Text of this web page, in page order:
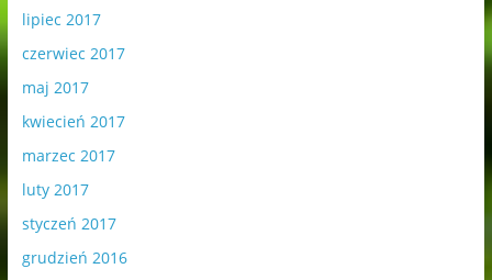
lipiec 2017
czerwiec 2017
maj 2017
kwiecień 2017
marzec 2017
luty 2017
styczeń 2017
grudzień 2016